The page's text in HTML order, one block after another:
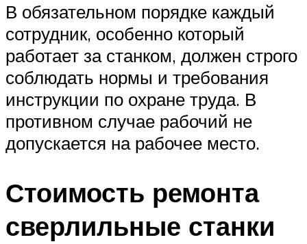
В обязательном порядке каждый
сотрудник, особенно который
работает за станком, должен строго
соблюдать нормы и требования
инструкции по охране труда. В
противном случае рабочий не
допускается на рабочее место.
Стоимость ремонта
сверлильные станки